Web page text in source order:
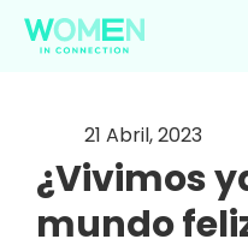
21 Abril, 2023
¿Vivimos
mundo